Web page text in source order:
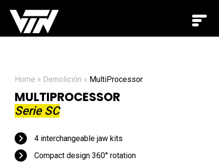
Home » Demolición » MultiProcessor
MULTIPROCESSOR
Serie SC
4 interchangeable jaw kits
Compact design 360° rotation